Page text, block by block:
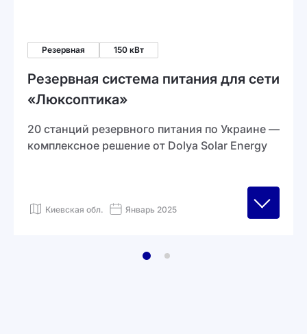
Резервная 150 кВт
Резервная система питания для сети
«Люксоптика»
20 станций резервного питания по Украине —
комплексное решение от Dolya Solar Energy
Киевская обл. Январь 2025